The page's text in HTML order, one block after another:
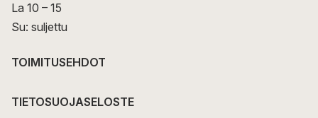
La 10 – 15
Su: suljettu
TOIMITUSEHDOT
TIETOSUOJASELOSTE